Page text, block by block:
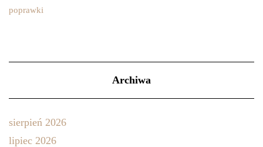
Archiwa
sierpień 2026
lipiec 2026